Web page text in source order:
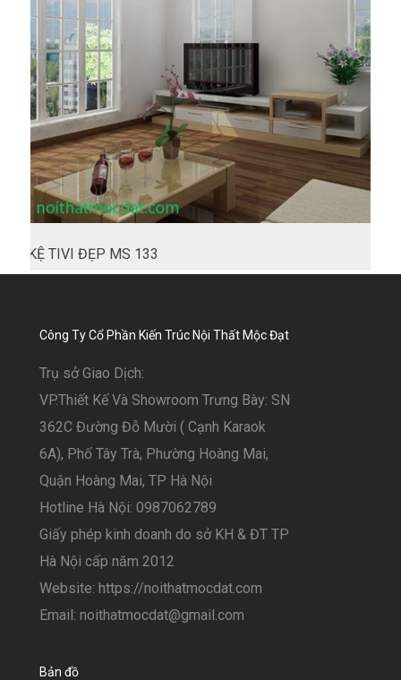
KỆ TIVI ĐẸP MS 133
Công Ty Cổ Phần Kiến Trúc Nội Thất Mộc Đạt
Trụ sở Giao Dịch:
VP.Thiết Kế Và Showroom Trưng Bày: SN
362C Đường Đỗ Mười ( Cạnh Karaok
6A), Phố Tây Trà, Phường Hoàng Mai,
Quận Hoàng Mai, TP Hà Nội
Hotline Hà Nội: 0987062789
Giấy phép kinh doanh do sở KH & ĐT TP
Hà Nội cấp năm 2012
Website: https://noithatmocdat.com
Email: noithatmocdat@gmail.com
Bản đồ